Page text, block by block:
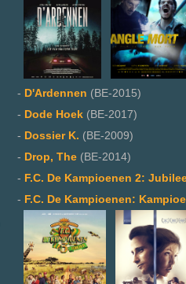
- D'Ardennen (BE-2015)
- Dode Hoek (BE-2017)
- Dossier K. (BE-2009)
- Drop, The (BE-2014)
- F.C. De Kampioenen 2:
- F.C. De Kampioenen: